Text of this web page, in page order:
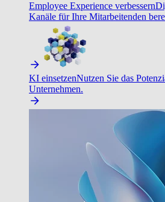
Employee Experience verbessern
Kanäle für Ihre Mitarbeitenden
KI einsetzenNutzen Sie das
Unternehmen.